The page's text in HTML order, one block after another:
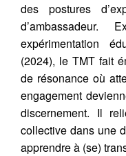
des postures
d’ambassadeur.
expérimentation
(2024), le TMT fait
de résonance où
engagement
discernement. Il
collective dans une
apprendre à (se)